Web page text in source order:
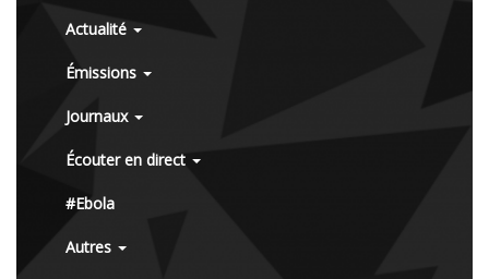
Actualité
Émissions
Journaux
Écouter en direct
#Ebola
Autres